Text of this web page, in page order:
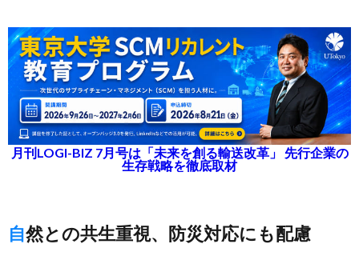
月刊LOGI-BIZ 7月号は「未来を創る輸送改革」 先行企業の
生存戦略を徹底取材
自然との共生重視、防災対応にも配慮